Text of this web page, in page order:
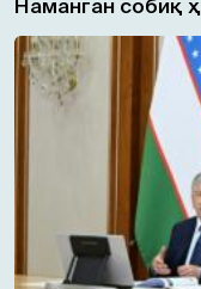
Наманган собиқ